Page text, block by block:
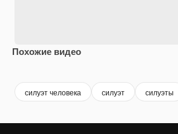
Похожие видео
силуэт человека силуэт силуэты